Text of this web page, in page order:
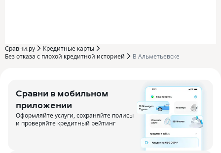
Сравни.ру
Кредитные карты
Без отказа с плохой кредитной историей
В Альметьевске
Сравни в мобильном
приложении
Оформляйте услуги, сохраняйте полисы
и проверяйте кредитный рейтинг